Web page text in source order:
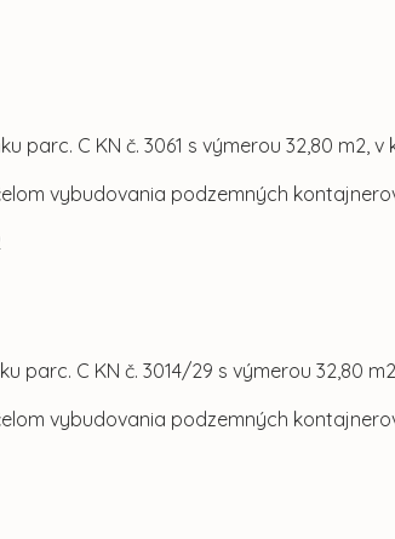
parc. C KN č. 3061 s výmerou 32,80 m2, v
vybudovania podzemných
parc. C KN č. 3014/29 s výmerou 32,80
vybudovania podzemných